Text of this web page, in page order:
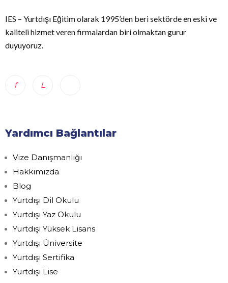
IES – Yurtdışı Eğitim olarak 1995’den beri sektörde en eski ve
kaliteli hizmet veren firmalardan biri olmaktan gurur
duyuyoruz.
Yardımcı Bağlantılar
Vize Danışmanlığı
Hakkımızda
Blog
Yurtdışı Dil Okulu
Yurtdışı Yaz Okulu
Yurtdışı Yüksek Lisans
Yurtdışı Üniversite
Yurtdışı Sertifika
Yurtdışı Lise